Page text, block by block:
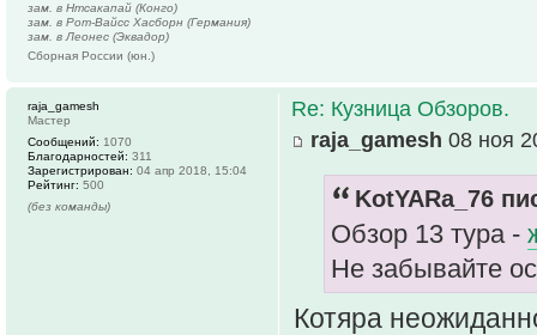
зам. в Нтсакапай (Конго)
зам. в Рот-Вайсс Хасборн (Германия)
зам. в Леонес (Эквадор)
Сборная России (юн.)
Re: Кузница Обзоров.
raja_gamesh 08 ноя
KotYARa_76
Обзор 13 тура -
Не забывайте
Котяра
raja_gamesh
Мастер
Сообщений: 1070
Благодарностей: 311
Зарегистрирован: 04 апр 2018, 15:04
Рейтинг: 500
(без команды)